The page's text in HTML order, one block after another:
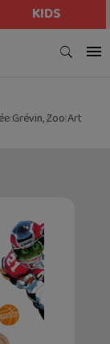
KIDS
Grévin, Zoo Art